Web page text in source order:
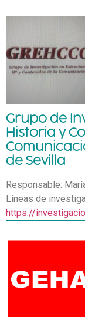
Grupo de
Historia y
de Sevilla
Responsable:
Líneas de
https://